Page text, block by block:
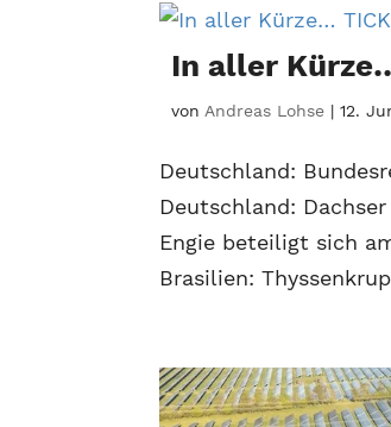
In aller
von Andreas Lohse |12.
Deutschland:
Deutschland:
Engie beteiligt sich
Brasilien: